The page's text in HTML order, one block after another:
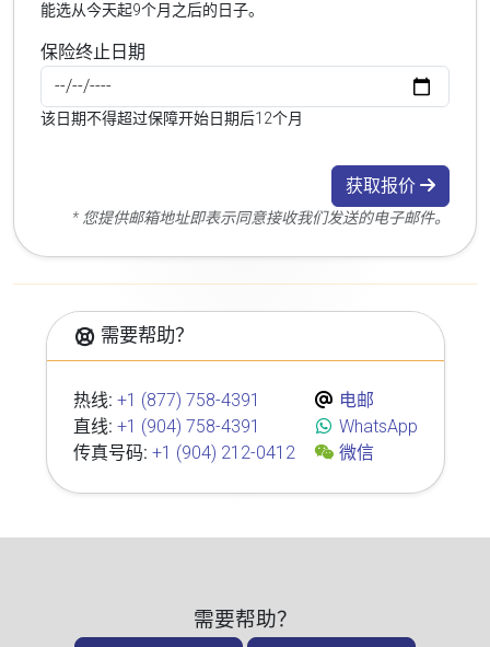
能选从今天起9个月之后的日子。
保险终止日期
该日期不得超过保障开始日期后12个月
获取报价
* 您提供邮箱地址即表示同意接收我们发送的电子邮件。
需要帮助？
热线: +1 (877) 758-4391
直线: +1 (904) 758-4391
传真号码: +1 (904) 212-0412
电邮
WhatsApp
微信
需要帮助？